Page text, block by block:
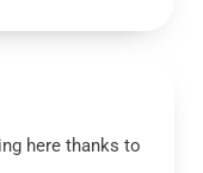
here thanks to